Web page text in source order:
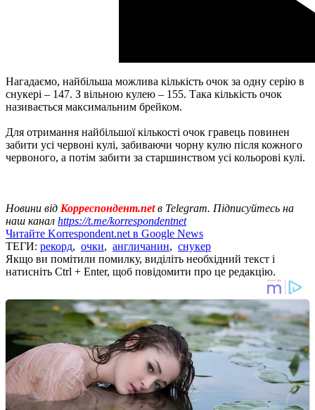
Нагадаємо, найбільша можлива кількість очок за одну серію в
снукері – 147. З вільною кулею – 155. Така кількість очок
називається максимальним брейком.
Для отримання найбільшої кількості очок гравець повинен
забити усі червоні кулі, забиваючи чорну кулю після кожного
червоного, а потім забити за старшинством усі кольорові кулі.
Новини від Корреспондент.netв Telegram. Підписуйтесь на
наш канал https://t.me/korrespondentnet
Читайте Korrespondent.net в Google News
ТЕГИ: рекорд, очки, англичанин, снукер
Якщо ви помітили помилку, виділіть необхідний текст і
натисніть Ctrl + Enter, щоб повідомити про це редакцію.